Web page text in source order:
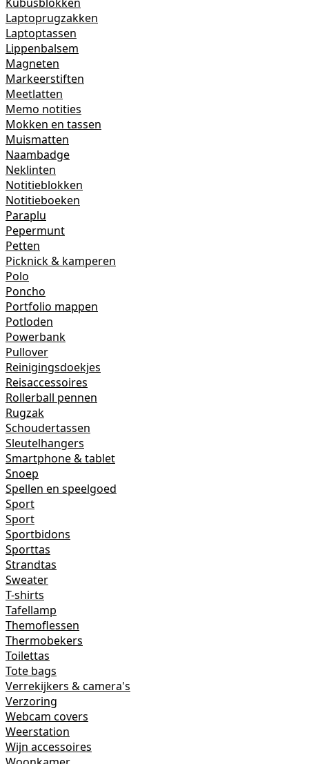
Laptoprugzakken
Laptoptassen
Lippenbalsem
Magneten
Markeerstiften
Meetlatten
Memo notities
Mokken en tassen
Muismatten
Naambadge
Neklinten
Notitieblokken
Notitieboeken
Paraplu
Pepermunt
Petten
Picknick & kamperen
Polo
Poncho
Portfolio mappen
Potloden
Powerbank
Pullover
Reinigingsdoekjes
Reisaccessoires
Rollerball pennen
Rugzak
Schoudertassen
Sleutelhangers
Smartphone & tablet
Snoep
Spellen en speelgoed
Sport
Sport
Sportbidons
Sporttas
Strandtas
Sweater
T-shirts
Tafellamp
Themoflessen
Thermobekers
Toilettas
Tote bags
Verrekijkers & camera's
Verzoring
Webcam covers
Weerstation
Wijn accessoires